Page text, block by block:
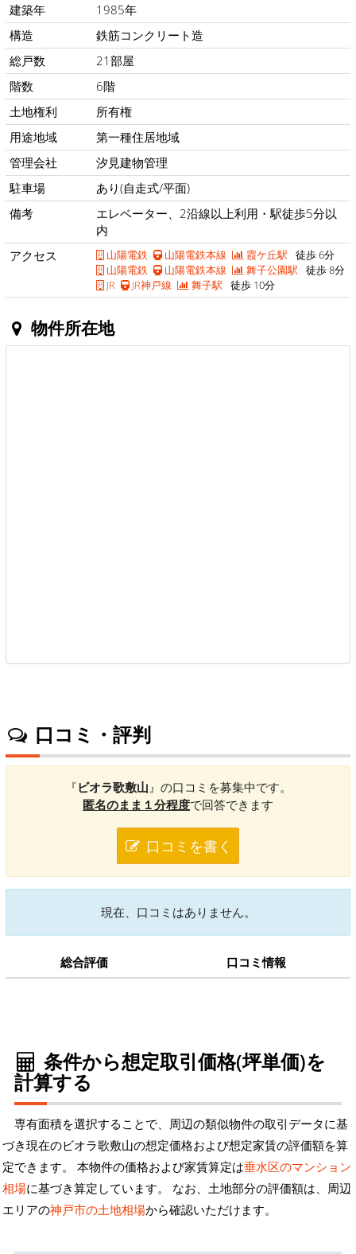
建築年
1985年
構造
鉄筋コンクリート造
総戸数
21部屋
階数
6階
土地権利
所有権
用途地域
第一種住居地域
管理会社
汐見建物管理
駐車場
あり(自走式/平面)
備考
エレベーター、2沿線以上利用・駅徒歩5分以
内
アクセス
山陽電鉄 山陽電鉄本線 霞ケ丘駅 徒歩 6分
山陽電鉄
山陽電鉄本線 舞子公園駅 徒歩 8分
JR
JR神戸線 舞子駅 徒歩 10分
物件所在地
口コミ・評判
『ビオラ歌敷山』の口コミを募集中です。
匿名のまま１分程度で回答できます
口コミを書く
現在、口コミはありません。
総合評価 口コミ情報
条件から想定取引価格(坪単価)を
計算する
専有面積を選択することで、周辺の類似物件の取引データに基
づき現在のビオラ歌敷山の想定価格および想定家賃の評価額を算
定できます。 本物件の価格および家賃算定は垂水区のマンション
相場に基づき算定しています。 なお、土地部分の評価額は、周辺
エリアの神戸市の土地相場から確認いただけます。